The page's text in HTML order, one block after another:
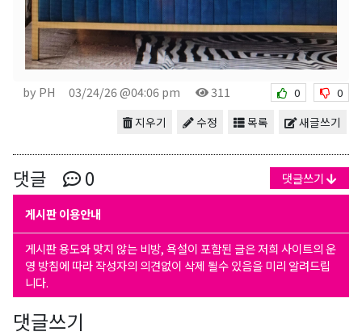
by PH 03/24/26 @04:06 pm 311 0 0
새글쓰기
목록
수정
지우기
댓글 0 댓글쓰기
게시판 이용안내
게시판 용도와 맞지 않는 비방, 욕설이 포함된 글은 저희 사이트의 운
영 방침에 따라 작성자의 의견없이 삭제 될수 있음을 미리 알려드립
니다.
댓글쓰기